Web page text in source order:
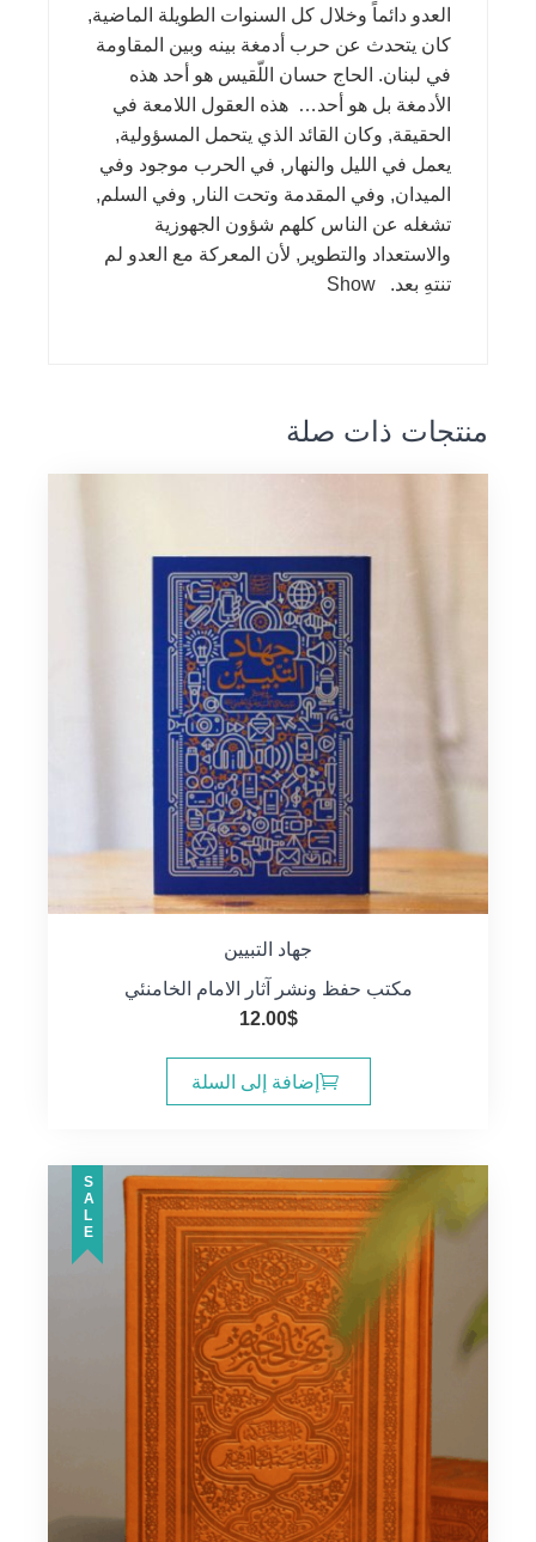
العدو دائماً وخلال كل السنوات الطويلة الماضية,
كان يتحدث عن حرب أدمغة بينه وبين المقاومة
في لبنان. الحاج حسان اللّقيس هو أحد هذه
الأدمغة بل هو أحد… هذه العقول اللامعة في
الحقيقة, وكان القائد الذي يتحمل المسؤولية,
يعمل في الليل والنهار, في الحرب موجود وفي
الميدان, وفي المقدمة وتحت النار, وفي السلم,
تشغله عن الناس كلهم شؤون الجهوزية
والاستعداد والتطوير, لأن المعركة مع العدو لم
تنتهِ بعد. Show
منتجات ذات صلة
جهاد التبيين
مكتب حفظ ونشر آثار الامام الخامنئي
12.00$
إضافة إلى السلة
SALE